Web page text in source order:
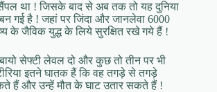
था ! जिसके बाद से अब तक तो यह दुनिया
गई है ! जहां पर जिंदा और जानलेवा 6000
के जैविक युद्ध के लिये सुरक्षित रखे गये हैं !
बायो सेफ्टी लेवल दो और कुछ तो तीन पर भी
इतने घातक हैं कि वह तगड़े से तगड़े
हैं और उन्हें मौत के घाट उतार सकते हैं !